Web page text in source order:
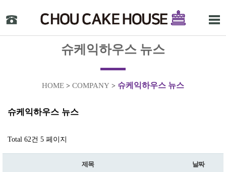
슈케익하우스 뉴스
HOME > COMPANY > 슈케익하우스 뉴스
슈케익하우스 뉴스
Total 62건 5 페이지
제목 날짜